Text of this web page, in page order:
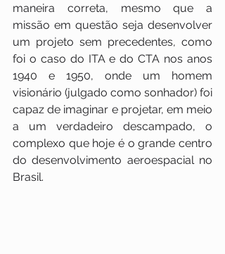
maneira correta, mesmo que a
missão em questão seja desenvolver
um projeto sem precedentes, como
foi o caso do ITA e do CTA nos anos
1940 e 1950, onde um homem
visionário (julgado como sonhador) foi
capaz de imaginar e projetar, em meio
a um verdadeiro descampado, o
complexo que hoje é o grande centro
do desenvolvimento aeroespacial no
Brasil.